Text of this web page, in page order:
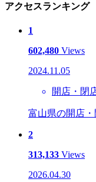
アクセスランキング
1
602,480 Views
2024.11.05
開店・閉
富山県の開店・
2
313,133 Views
2026.04.30